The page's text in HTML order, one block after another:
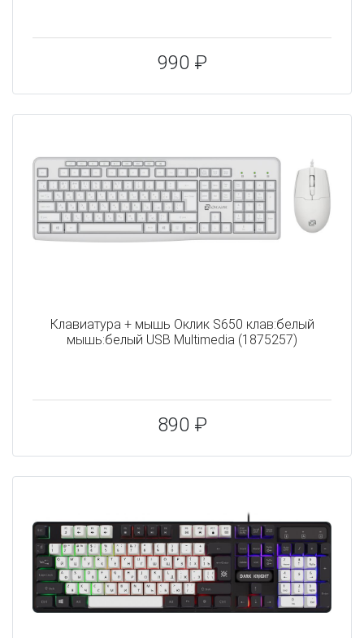
990 ₽
Клавиатура + мышь Оклик S650 клав:белый
мышь:белый USB Multimedia (1875257)
890 ₽